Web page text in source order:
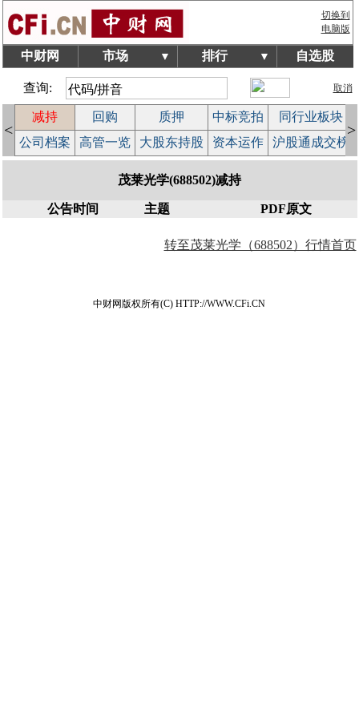
切换到
电脑版
中财网 市场 ▼ 排行 ▼ 自选股
查询: 取消
<
减持 回购 质押 中标竞拍
同行业板块
公司档案 高管一览 大股东持股 资本运作 沪股通成交榜
>
茂莱光学(688502)减持
公告时间 主题 PDF原文
转至茂莱光学（688502）行情首页
中财网版权所有(C) HTTP://WWW.CFi.CN